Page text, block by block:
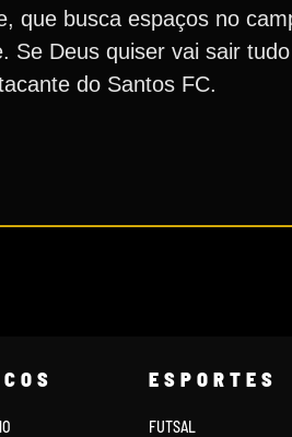
que busca espaços no
Se Deus quiser vai sair
do Santos FC.
ESPORTES
FUTSAL